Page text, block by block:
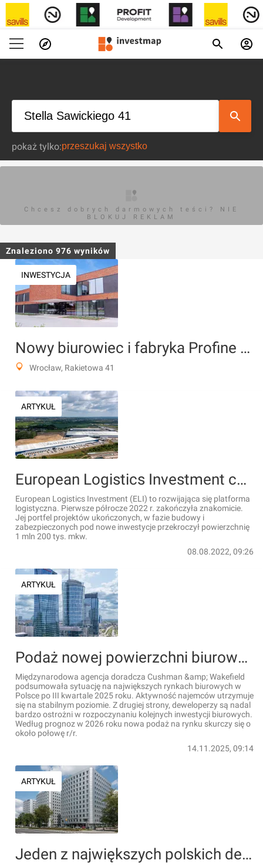
pokaż tylko:
Chcesz dobrych darmowych teści? NIE
BLOKUJ REKLAM
Znaleziono 976 wyników
INWESTYCJA
Nowy biurowiec i fabryka Profine Polska
Wrocław, Rakietowa 41
ARTYKUŁ
European Logistics Investment chce posiadać więcej magazynów w Polsce
European Logistics Investment (ELI) to rozwijająca się platforma
logistyczna. Pierwsze półrocze 2022 r. zakończyła znakomicie.
Jej portfel projektów ukończonych, w fazie budowy i
zabezpieczonych pod nowe inwestycje przekroczył powierzchnię
1 mln 200 tys. mkw.
08.08.2022, 09:26
ARTYKUŁ
Podaż nowej powierzchni biurowej w Polsce spadnie jeszcze bardziej
Międzynarodowa agencja doradcza Cushman &amp; Wakefield
podsumowała sytuację na największych rynkach biurowych w
Polsce po III kwartale 2025 roku. Aktywność najemców utrzymuje
się na stabilnym poziomie. Z drugiej strony, deweloperzy są nadal
bardzo ostrożni w rozpoczynaniu kolejnych inwestycji biurowych.
Według prognoz w 2026 roku nowa podaż na rynku skurczy się o
około połowę r/r.
14.11.2025, 09:14
ARTYKUŁ
Jeden z największych polskich deweloperów kupuje trzy biurowce w Warszawie